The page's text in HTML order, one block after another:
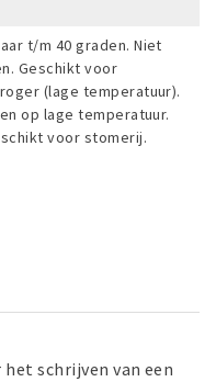
t/m 40 graden. Niet
Geschikt voor
(lage temperatuur).
op lage temperatuur.
voor stomerij.
schrijven van een